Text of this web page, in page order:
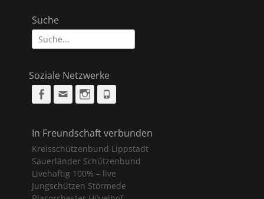
Suche
Suche
nach:
Soziale Netzwerke
Facebook
Email Instagram
In Freundschaft verbunden
Kreisschützenbund Lippstadt
Sauerländer Schützenbund
Livehaftig 100% – live
Jungschützen Störmede